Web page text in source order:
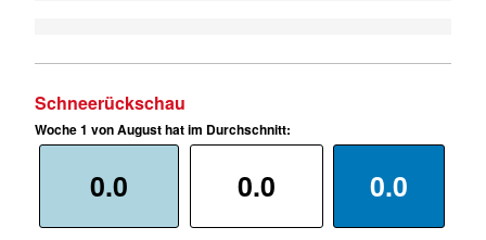
Schneerückschau
Woche 1 von August hat im Durchschnitt:
0.0 0.0 0.0